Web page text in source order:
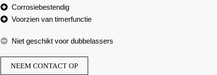
Corrosiebestendig
Voorzien van timerfunctie
Niet geschikt voor dubbelassers
NEEM CONTACT OP